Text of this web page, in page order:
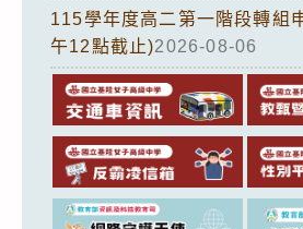
115學年度高二第一階段轉組
午12點截止)2026-08-06